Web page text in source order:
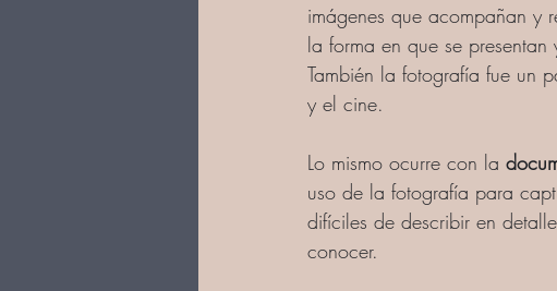
imágenes que acompañan y
la forma en que se
También la fotografía fue un
y el cine.
Lo mismo ocurre con la
uso de la fotografía para
difíciles de describir en
conocer.